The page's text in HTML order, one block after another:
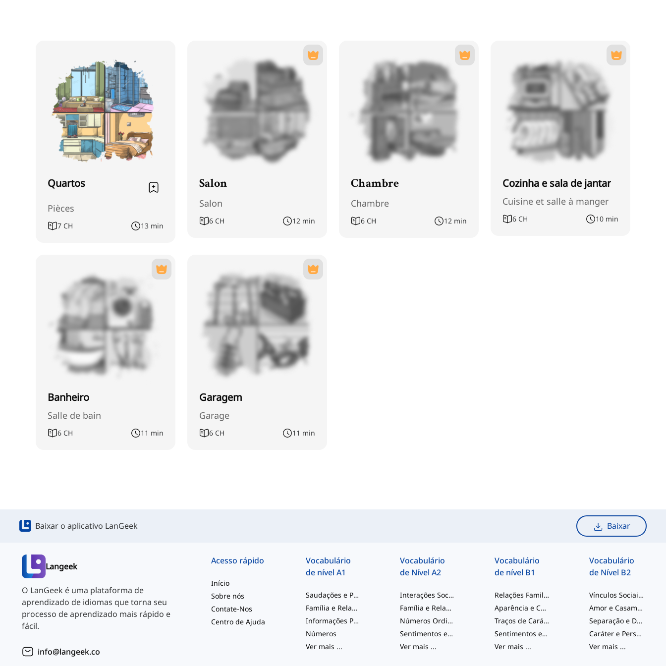
Quartos
Pièces
7 CH 13 min
Salon
Salon
6 CH 12 min
Chambre
Chambre
6 CH 12 min
Cozinha e sala de jantar
Cuisine et salle à manger
6 CH 10 min
Banheiro
Salle de bain
6 CH 11 min
Garagem
Garage
6 CH 11 min
Baixar o aplicativo LanGeek Baixar
Langeek
O LanGeek é uma plataforma de
aprendizado de idiomas que torna seu
processo de aprendizado mais rápido e
fácil.
info@langeek.co
Acesso rápido
Início
Sobre nós
Contate-Nos
Centro de Ajuda
Vocabulário
de nível A1
Saudações e Palavras para Iniciantes
Família e Relações
Informações Pessoais
Números
Ver mais ...
Vocabulário
de Nível A2
Interações Sociais
Família e Relações
Números Ordinais
Sentimentos e Emoções
Ver mais ...
Vocabulário
de nível B1
Relações Familiares e Amorosas
Aparência e Charme
Traços de Caráter
Sentimentos e Emoções
Ver mais ...
Vocabulário
de Nível B2
Vínculos Sociais e Familiares
Amor e Casamento
Separação e Desacordo
Caráter e Personalidade
Ver mais ...